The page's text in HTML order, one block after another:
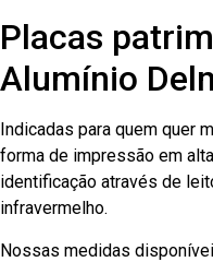
Placas
Alumínio
Indicadas para quem quer
forma de impressão em
identificação através de
infravermelho.
Nossas medidas